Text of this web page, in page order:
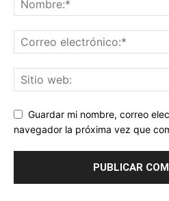
Guardar mi nombre, correo
navegador la próxima vez que